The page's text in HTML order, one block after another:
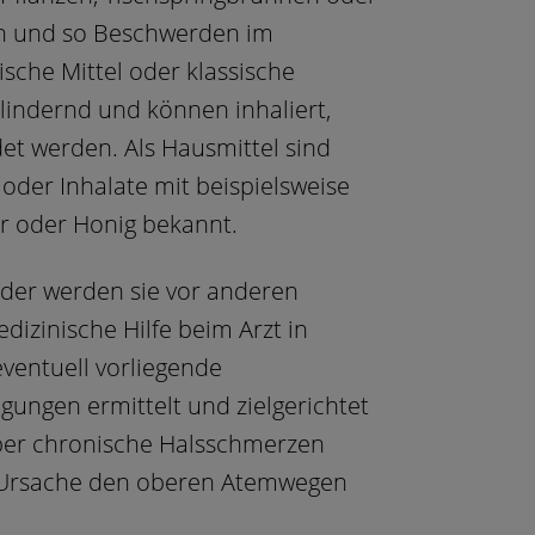
und so Beschwerden im
Mittel oder klassische
und können inhaliert,
werden. Als Hausmittel sind
Inhalate mit beispielsweise
oder Honig bekannt.
werden sie vor anderen
Hilfe beim Arzt in
vorliegende
ermittelt und zielgerichtet
chronische Halsschmerzen
den oberen Atemwegen